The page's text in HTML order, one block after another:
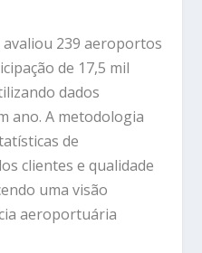
239 aeroportos
de 17,5 mil
dados
ano. A metodologia
de
clientes e qualidade
uma visão
aeroportuária